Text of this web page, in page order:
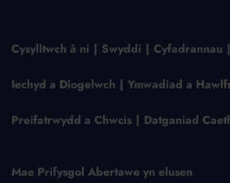
Cysylltwch â ni Swyddi Cyfadrannau
Iechyd a Diogelwch Ymwadiad a
Preifatrwydd a Chwcis Datganiad
Mae Prifysgol Abertawe yn elusen